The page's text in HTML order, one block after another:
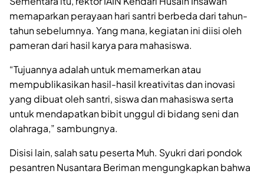
memaparkan perayaan hari santri berbeda dari tahun-
tahun sebelumnya. Yang mana, kegiatan ini diisi oleh
pameran dari hasil karya para mahasiswa.
“Tujuannya adalah untuk memamerkan atau
mempublikasikan hasil-hasil kreativitas dan inovasi
yang dibuat oleh santri, siswa dan mahasiswa serta
untuk mendapatkan bibit unggul di bidang seni dan
olahraga,” sambungnya.
Disisi lain, salah satu peserta Muh. Syukri dari pondok
pesantren Nusantara Beriman mengungkapkan bahwa